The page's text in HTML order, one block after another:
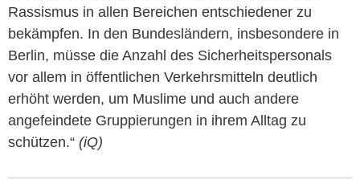
Rassismus in allen Bereichen entschiedener zu
bekämpfen. In den Bundesländern, insbesondere in
Berlin, müsse die Anzahl des Sicherheitspersonals
vor allem in öffentlichen Verkehrsmitteln deutlich
erhöht werden, um Muslime und auch andere
angefeindete Gruppierungen in ihrem Alltag zu
schützen.“ (iQ)